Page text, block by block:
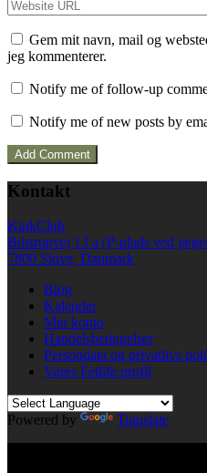
Gem mit navn, mail og
jeg kommenterer.
Notify me of follow-up
Notify me of new posts by
Kontakt
KinkClub
Bilstrupvej 13 a (P-plads ved
7800 Skive, Danmark
Blog
Kalender
Min konto
Handelsbetingelser
Persondata og privatlivs
Vores Fetlife profil
Powered by
Translate